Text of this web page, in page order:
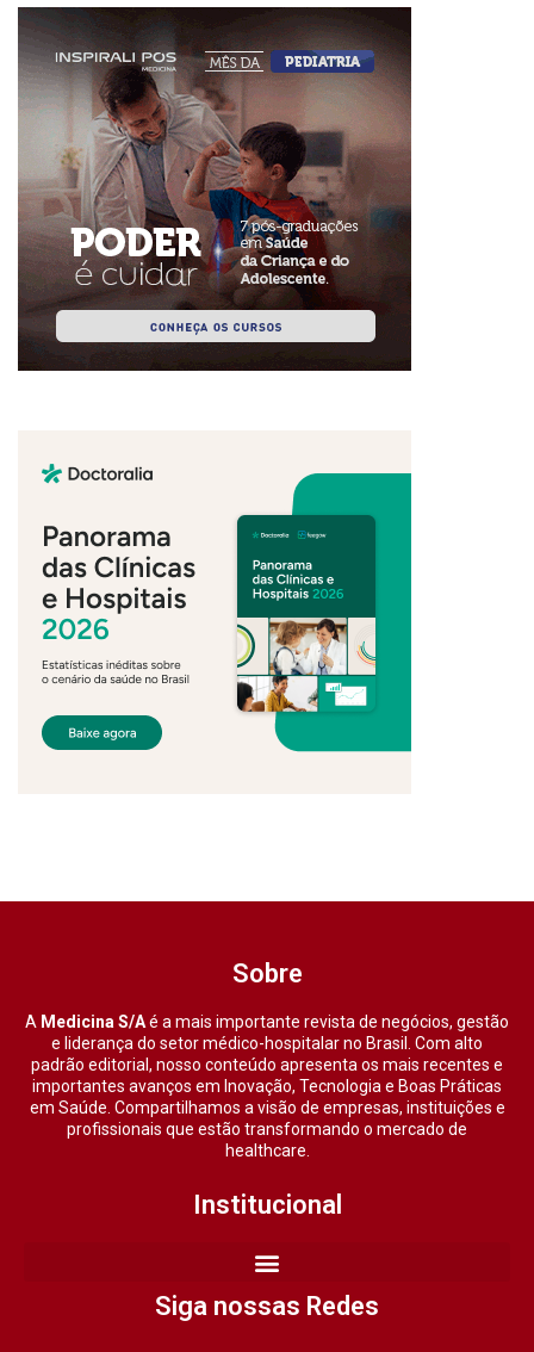
Sobre
A Medicina S/Aé a mais importante revista de negócios, gestão
e liderança do setor médico-hospitalar no Brasil. Com alto
padrão editorial, nosso conteúdo apresenta os mais recentes e
importantes avanços em Inovação, Tecnologia e Boas Práticas
em Saúde. Compartilhamos a visão de empresas, instituições e
profissionais que estão transformando o mercado de
healthcare.
Institucional
Siga nossas Redes